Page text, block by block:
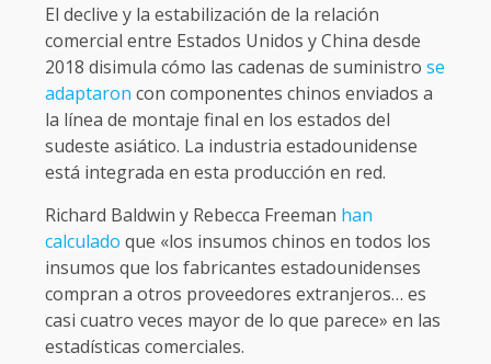
El declive y la estabilización de la relación
comercial entre Estados Unidos y China desde
2018 disimula cómo las cadenas de suministro se
adaptaron con componentes chinos enviados a
la línea de montaje final en los estados del
sudeste asiático. La industria estadounidense
está integrada en esta producción en red.
Richard Baldwin y Rebecca Freeman han
calculado que «los insumos chinos en todos los
insumos que los fabricantes estadounidenses
compran a otros proveedores extranjeros… es
casi cuatro veces mayor de lo que parece» en las
estadísticas comerciales.